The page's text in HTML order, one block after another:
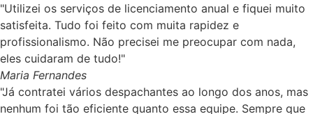
"Utilizei os serviços de licenciamento anual e fiquei muito
satisfeita. Tudo foi feito com muita rapidez e
profissionalismo. Não precisei me preocupar com nada,
eles cuidaram de tudo!"
Maria Fernandes
"Já contratei vários despachantes ao longo dos anos, mas
nenhum foi tão eficiente quanto essa equipe. Sempre que